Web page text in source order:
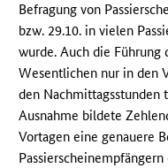
Befragung von
bzw. 29.10. in vielen
wurde. Auch die
Wesentlichen nur in den
den Nachmittagsstunden
Ausnahme bildete
Vortagen eine genauere